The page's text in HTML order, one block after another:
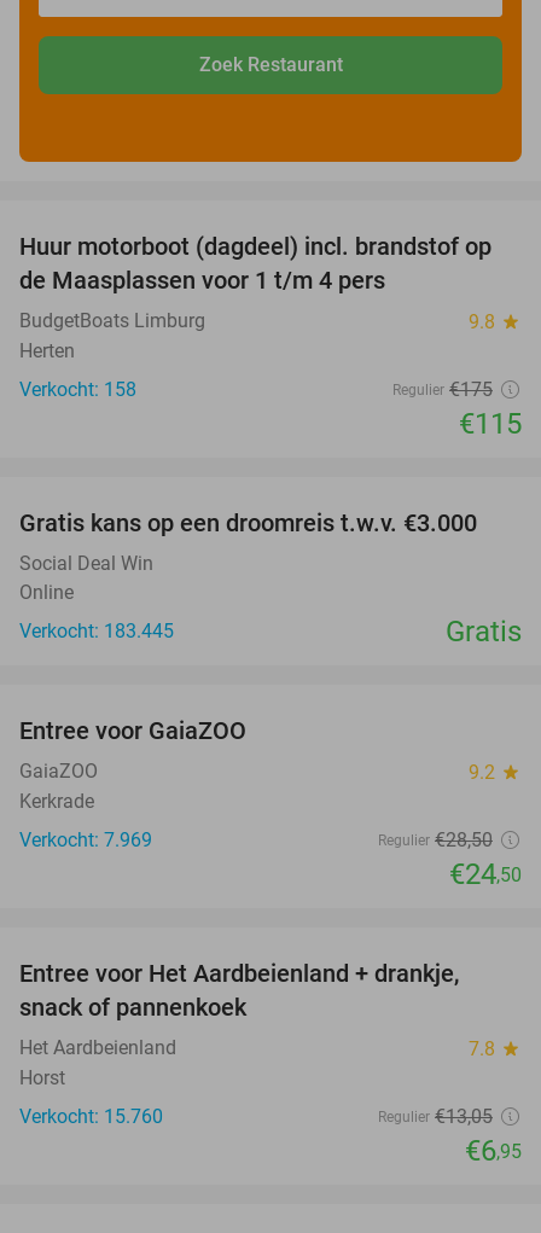
Zoek Restaurant
34%
Huur motorboot (dagdeel) incl. brandstof op
de Maasplassen voor 1 t/m 4 pers
BudgetBoats Limburg 9.8 star
Herten
Verkocht: 158
Regulier €175
€115
Gratis kans op een droomreis t.w.v. €3.000
Social Deal Win
Online
Verkocht: 183.445
Gratis
Entree voor GaiaZOO
GaiaZOO 9.2 star
Kerkrade
Verkocht: 7.969
Regulier €28,50
€24,50
Entree voor Het Aardbeienland + drankje,
snack of pannenkoek
Het Aardbeienland 7.8 star
Horst
Verkocht: 15.760
Regulier €13,05
€6,95